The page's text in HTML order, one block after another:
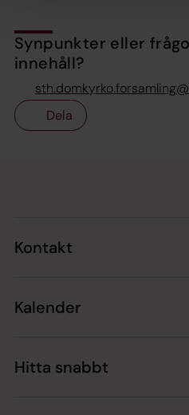
Synpunkter eller
innehåll?
Dela
Kontakt
Kalender
Hitta snabbt